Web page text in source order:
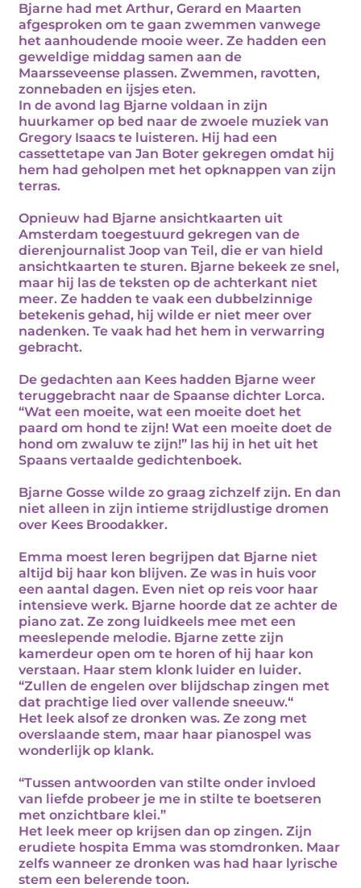
Bjarne had met Arthur, Gerard en Maarten
afgesproken om te gaan zwemmen vanwege
het aanhoudende mooie weer. Ze hadden een
geweldige middag samen aan de
Maarsseveense plassen. Zwemmen, ravotten,
zonnebaden en ijsjes eten.
In de avond lag Bjarne voldaan in zijn
huurkamer op bed naar de zwoele muziek van
Gregory Isaacs te luisteren. Hij had een
cassettetape van Jan Boter gekregen omdat hij
hem had geholpen met het opknappen van zijn
terras.
Opnieuw had Bjarne ansichtkaarten uit
Amsterdam toegestuurd gekregen van de
dierenjournalist Joop van Teil, die er van hield
ansichtkaarten te sturen. Bjarne bekeek ze snel,
maar hij las de teksten op de achterkant niet
meer. Ze hadden te vaak een dubbelzinnige
betekenis gehad, hij wilde er niet meer over
nadenken. Te vaak had het hem in verwarring
gebracht.
De gedachten aan Kees hadden Bjarne weer
teruggebracht naar de Spaanse dichter Lorca.
“Wat een moeite, wat een moeite doet het
paard om hond te zijn! Wat een moeite doet de
hond om zwaluw te zijn!” las hij in het uit het
Spaans vertaalde gedichtenboek.
Bjarne Gosse wilde zo graag zichzelf zijn. En dan
niet alleen in zijn intieme strijdlustige dromen
over Kees Broodakker.
Emma moest leren begrijpen dat Bjarne niet
altijd bij haar kon blijven. Ze was in huis voor
een aantal dagen. Even niet op reis voor haar
intensieve werk. Bjarne hoorde dat ze achter de
piano zat. Ze zong luidkeels mee met een
meeslepende melodie. Bjarne zette zijn
kamerdeur open om te horen of hij haar kon
verstaan. Haar stem klonk luider en luider.
“Zullen de engelen over blijdschap zingen met
dat prachtige lied over vallende sneeuw.“
Het leek alsof ze dronken was. Ze zong met
overslaande stem, maar haar pianospel was
wonderlijk op klank.
“Tussen antwoorden van stilte onder invloed
van liefde probeer je me in stilte te boetseren
met onzichtbare klei.”
Het leek meer op krijsen dan op zingen. Zijn
erudiete hospita Emma was stomdronken. Maar
zelfs wanneer ze dronken was had haar lyrische
stem een belerende toon.